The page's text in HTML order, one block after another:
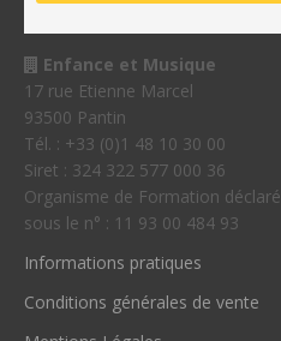
Enfance et Musique
17 rue Etienne Marcel
93500 Pantin
Tél. : +33 (0)1 48 10 30 00
Siret : 324 322 577 000 36
Organisme de Formation déclaré
sous le n° : 11 93 00 484 93
Informations pratiques
Conditions générales de vente